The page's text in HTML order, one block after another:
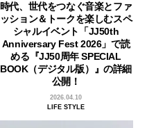
時代、世代をつなぐ音楽とファ
ッション＆トークを楽しむスペ
シャルイベント「JJ50th
Anniversary Fest 2026」で読
める『JJ50周年 SPECIAL
BOOK（デジタル版）』の詳細
公開！
2026.04.10
LIFE STYLE